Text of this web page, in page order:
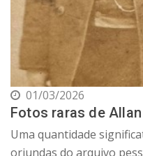
01/03/2026
Fotos raras de
Uma quantidade
oriundas do arquivo